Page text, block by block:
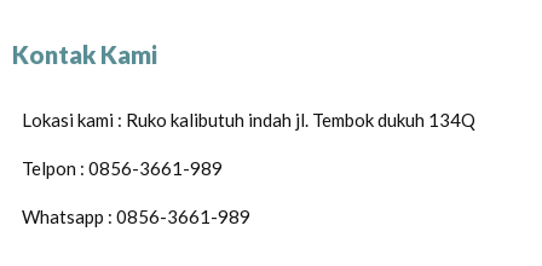
Kontak Kami
Lokasi kami : Ruko kalibutuh indah jl. Tembok dukuh 134Q
Telpon : 0856-3661-989
Whatsapp : 0856-3661-989